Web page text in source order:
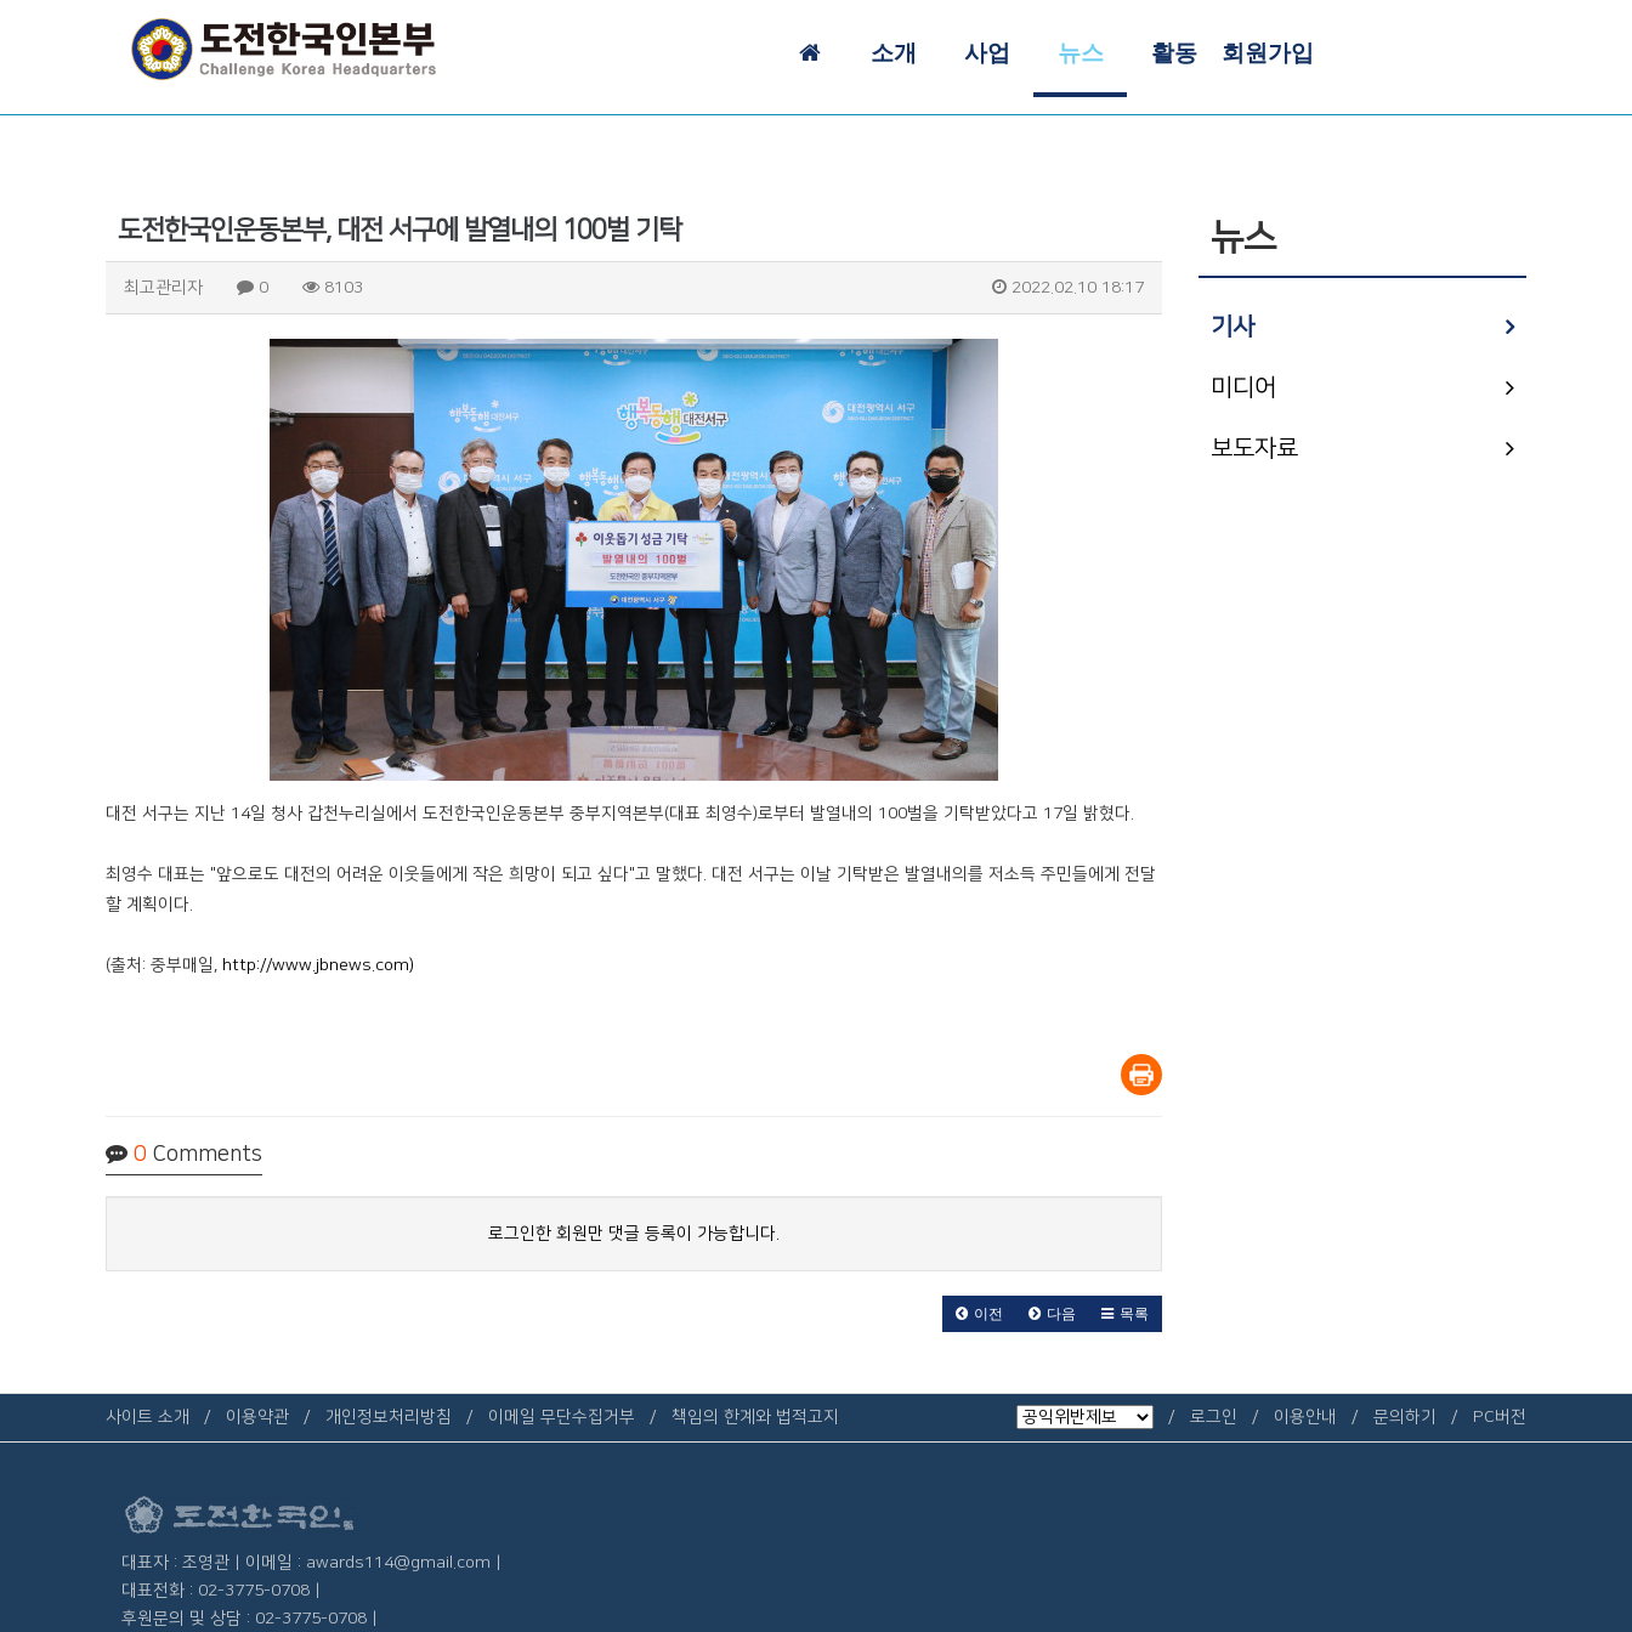
소개 사업 뉴스 활동 회원가입
도전한국인운동본부, 대전 서구에 발열내의 100벌 기탁
최고관리자 0 8103 2022.02.10 18:17
대전 서구는 지난 14일 청사 갑천누리실에서 도전한국인운동본부 중부지역본부(대표 최영수)로부터 발열내의 100벌을 기탁받았다고 17일 밝혔다.
최영수 대표는 "앞으로도 대전의 어려운 이웃들에게 작은 희망이 되고 싶다"고 말했다. 대전 서구는 이날 기탁받은 발열내의를 저소득 주민들에게 전달
할 계획이다.
(출처: 중부매일, http://www.jbnews.com)
0 Comments
로그인한 회원만 댓글 등록이 가능합니다.
이전 다음 목록
뉴스
기사
미디어
보도자료
사이트 소개 이용약관 개인정보처리방침 이메일 무단수집거부 책임의 한계와 법적고지 로그인 이용안내 문의하기 PC버전
대표자 : 조영관 | 이메일 : awards114@gmail.com |
대표전화 : 02-3775-0708 |
후원문의 및 상담 : 02-3775-0708 |